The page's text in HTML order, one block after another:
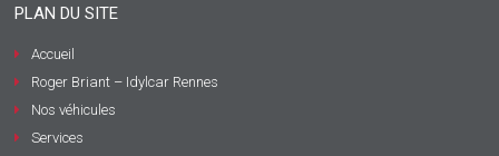
PLAN DU SITE
Accueil
Roger Briant – Idylcar Rennes
Nos véhicules
Services